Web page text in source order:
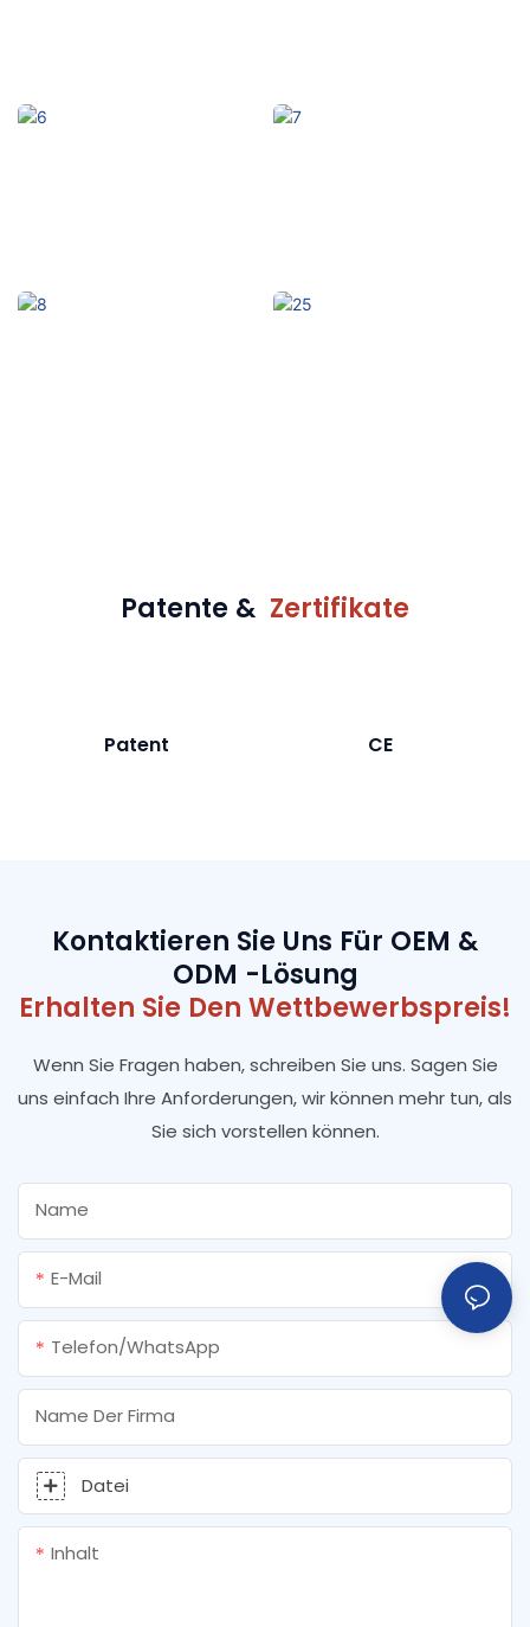
Patente & Zertifikate
Patent CE
Kontaktieren Sie Uns Für OEM &
ODM -Lösung
Erhalten Sie Den Wettbewerbspreis!
Wenn Sie Fragen haben, schreiben Sie uns. Sagen Sie
uns einfach Ihre Anforderungen, wir können mehr tun, als
Sie sich vorstellen können.
Name
E-Mail
Telefon/WhatsApp
Name Der Firma
Datei
Inhalt